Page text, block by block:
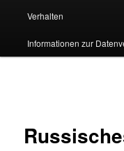
Verhalten
Informationen zur